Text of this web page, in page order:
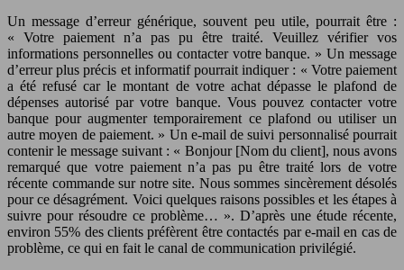
Un message d’erreur générique, souvent peu utile, pourrait être :
« Votre paiement n’a pas pu être traité. Veuillez vérifier vos
informations personnelles ou contacter votre banque. » Un message
d’erreur plus précis et informatif pourrait indiquer : « Votre paiement
a été refusé car le montant de votre achat dépasse le plafond de
dépenses autorisé par votre banque. Vous pouvez contacter votre
banque pour augmenter temporairement ce plafond ou utiliser un
autre moyen de paiement. » Un e-mail de suivi personnalisé pourrait
contenir le message suivant : « Bonjour [Nom du client], nous avons
remarqué que votre paiement n’a pas pu être traité lors de votre
récente commande sur notre site. Nous sommes sincèrement désolés
pour ce désagrément. Voici quelques raisons possibles et les étapes à
suivre pour résoudre ce problème… ». D’après une étude récente,
environ 55% des clients préfèrent être contactés par e-mail en cas de
problème, ce qui en fait le canal de communication privilégié.